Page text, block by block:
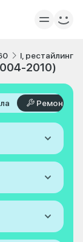
I, рестайлинг
2010)
Ремонт